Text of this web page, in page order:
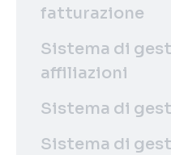
fatturazione
Sistema di
affiliazioni
Sistema di
Sistema di